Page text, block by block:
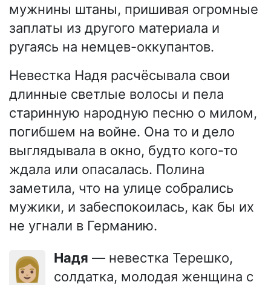
мужнины штаны, пришивая огромные
заплаты из другого материала и
ругаясь на немцев-оккупантов.
Невестка Надя расчёсывала свои
длинные светлые волосы и пела
старинную народную песню о милом,
погибшем на войне. Она то и дело
выглядывала в окно, будто кого-то
ждала или опасалась. Полина
заметила, что на улице собрались
мужики, и забеспокоилась, как бы их
не угнали в Германию.
👩🏼 Надя — невестка Терешко,
солдатка, молодая женщина с